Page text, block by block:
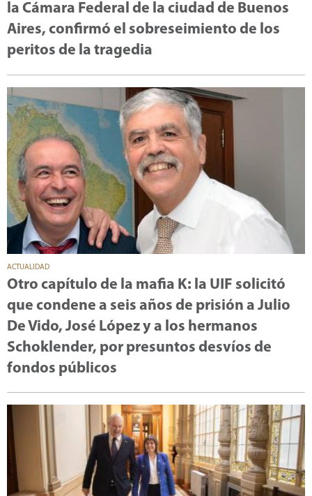
la Cámara Federal de la ciudad de Buenos
Aires, confirmó el sobreseimiento de los
peritos de la tragedia
ACTUALIDAD
Otro capítulo de la mafia K: la UIF solicitó
que condene a seis años de prisión a Julio
De Vido, José López y a los hermanos
Schoklender, por presuntos desvíos de
fondos públicos